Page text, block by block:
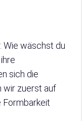
Wie wäschst du
sich die
wir zuerst auf
Formbarkeit